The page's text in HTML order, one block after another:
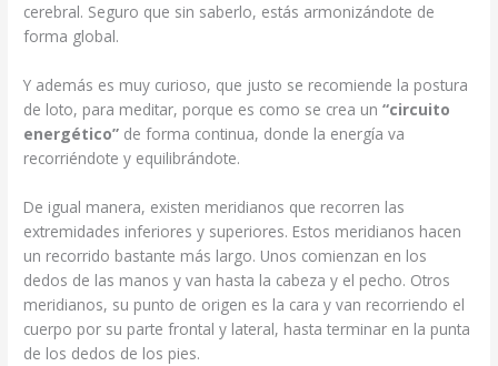
cerebral. Seguro que sin saberlo, estás armonizándote de
forma global.
Y además es muy curioso, que justo se recomiende la postura
de loto, para meditar, porque es como se crea un“circuito
energético” de forma continua, donde la energía va
recorriéndote y equilibrándote.
De igual manera, existen meridianos que recorren las
extremidades inferiores y superiores. Estos meridianos hacen
un recorrido bastante más largo. Unos comienzan en los
dedos de las manos y van hasta la cabeza y el pecho. Otros
meridianos, su punto de origen es la cara y van recorriendo el
cuerpo por su parte frontal y lateral, hasta terminar en la punta
de los dedos de los pies.